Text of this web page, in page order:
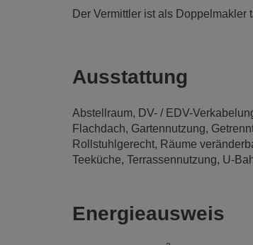
Der Vermittler ist als Doppelmakler
Ausstattung
Abstellraum DV- / EDV-
Flachdach Gartennutzung
Rollstuhlgerecht
Räume
Teeküche Terrassennutzung U-
Energieausweis